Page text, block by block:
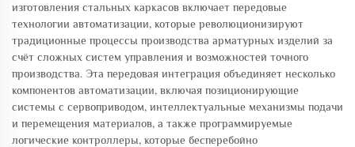
изготовления стальных каркасов включает передовые
технологии автоматизации, которые революционизируют
традиционные процессы производства арматурных изделий за
счёт сложных систем управления и возможностей точного
производства. Эта передовая интеграция объединяет несколько
компонентов автоматизации, включая позиционирующие
системы с сервоприводом, интеллектуальные механизмы подачи
и перемещения материалов, а также программируемые
логические контроллеры, которые бесперебойно